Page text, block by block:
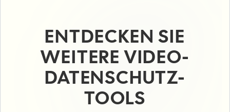
ENTDECKEN SIE
WEITERE VIDEO-
DATENSCHUTZ-
TOOLS